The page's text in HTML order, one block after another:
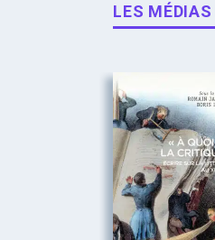
LES